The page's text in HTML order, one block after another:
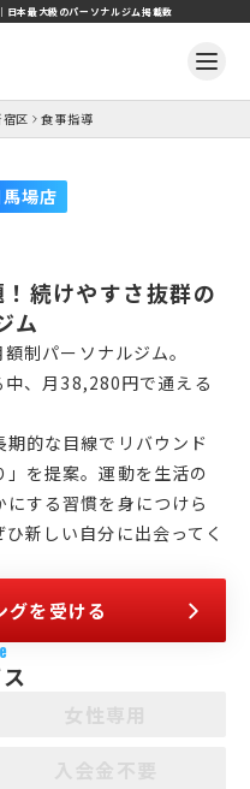
日本最大級のパーソナルジム掲載数
宿区 食事指導
場店
続けやすさ抜群の
ム
制パーソナルジム。
、月38,280円で通える
的な目線でリバウンド
を提案。運動を生活の
する習慣を身につけら
新しい自分に出会ってく
グを受ける